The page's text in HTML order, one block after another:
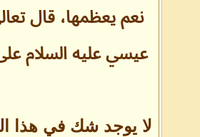
نعم يعظمها، قال
عيسي عليه السلام
لا يوجد شك في هذا